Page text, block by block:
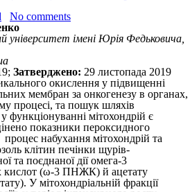
No comments
університет імені Юрія Федьковича,
Затверджено: 29 листопада 2019
окис­лення у підвищенні
мембран за онкогенезу в органах,
процесі, та пошук шляхів
функціонуванні мітохондрій є
показники пероксидного
набухання мітохондрій та
клітин печінки щурів-
та поєднаної дії омега-3
кислот (ω-3 ПНЖК) й ацетату
У мітохондріальній фракції